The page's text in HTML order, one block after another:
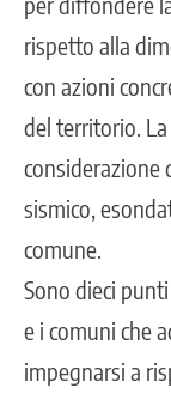
rispetto alla
con azioni
del territorio.
considerazione
sismico,
comune.
Sono dieci
e i comuni che
impegnarsi a